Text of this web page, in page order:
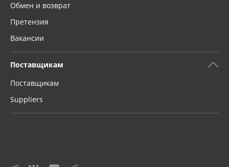
Обмен и возврат
Претензия
Вакансии
Поставщикам
Поставщикам
Suppliers